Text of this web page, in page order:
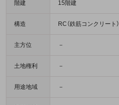
階建 15階建
構造 RC（鉄筋コンクリート）
主方位 －
土地権利 －
用途地域 －